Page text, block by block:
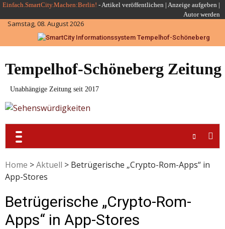
Skip
to
content
Einfach.SmartCity.Machen:Berlin! -Artikel veröffentlichen | Anzeige aufgeben |
Autor werden
Samstag, 08. August 2026
Tempelhof-Schöneberg Zeitung
Unabhängige Zeitung seit 2017
Home >Aktuell > Betrügerische „Crypto-Rom-Apps“ in
App-Stores
Betrügerische „Crypto-Rom-
Apps“ in App-Stores